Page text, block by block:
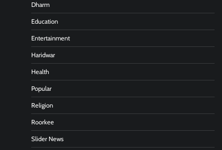
Dharm
Education
Entertainment
Haridwar
Health
Popular
Religion
Roorkee
Slider News